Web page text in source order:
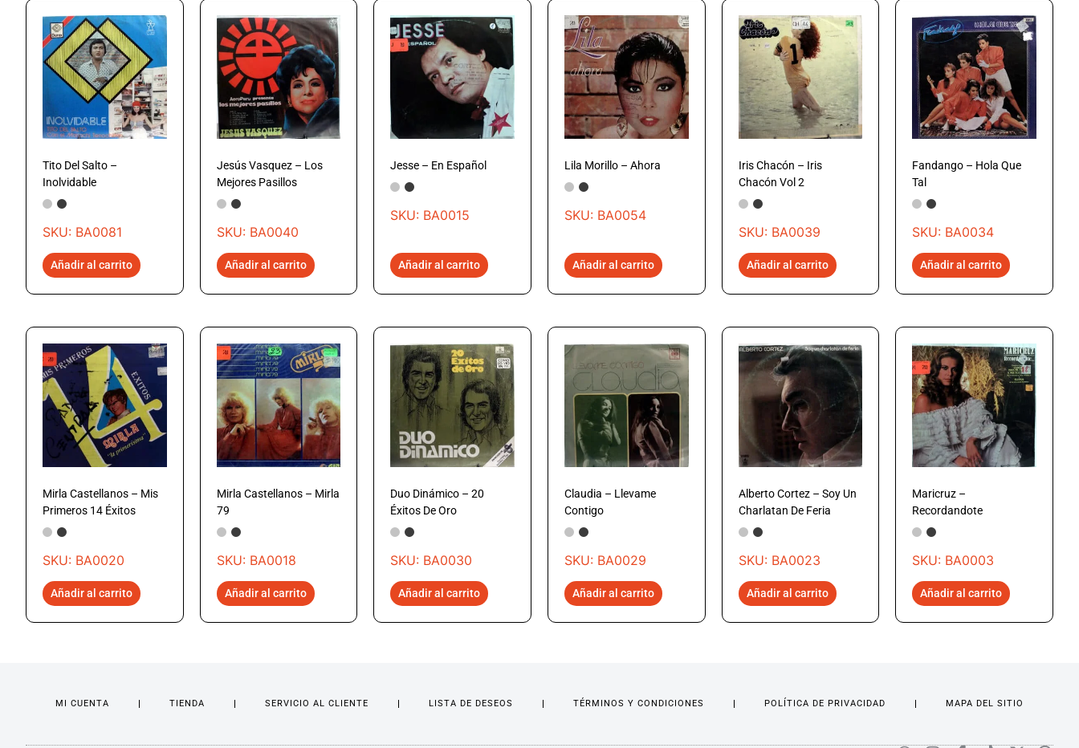
Tito Del Salto –
Inolvidable
SKU: BA0081
Añadir al carrito
Jesús Vasquez – Los
Mejores Pasillos
SKU: BA0040
Añadir al carrito
Jesse – En Español
SKU: BA0015
Añadir al carrito
Lila Morillo – Ahora
SKU: BA0054
Añadir al carrito
Iris Chacón – Iris
Chacón Vol 2
SKU: BA0039
Añadir al carrito
Fandango – Hola Que
Tal
SKU: BA0034
Añadir al carrito
Mirla Castellanos – Mis
Primeros 14 Éxitos
SKU: BA0020
Añadir al carrito
Mirla Castellanos – Mirla
79
SKU: BA0018
Añadir al carrito
Duo Dinámico – 20
Éxitos De Oro
SKU: BA0030
Añadir al carrito
Claudia – Llevame
Contigo
SKU: BA0029
Añadir al carrito
Alberto Cortez – Soy Un
Charlatan De Feria
SKU: BA0023
Añadir al carrito
Maricruz –
Recordandote
SKU: BA0003
Añadir al carrito
MI CUENTA TIENDA SERVICIO AL CLIENTE LISTA DE DESEOS TÉRMINOS Y CONDICIONES POLÍTICA DE PRIVACIDAD MAPA DEL SITIO